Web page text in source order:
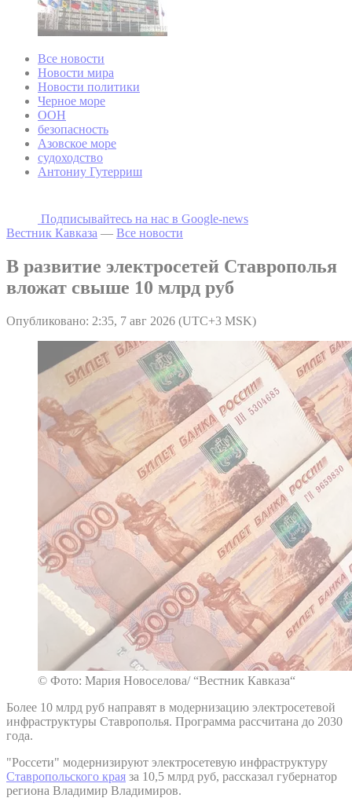
Все новости
Новости мира
Новости политики
Черное море
ООН
безопасность
Азовское море
судоходство
Антониу Гутерриш
Подписывайтесь на наc в Google-news
Вестник Кавказа — Все новости
В развитие электросетей Ставрополья
вложат свыше 10 млрд руб
Опубликовано: 2:35, 7 авг 2026 (UTC+3 MSK)
© Фото: Мария Новоселова/ “Вестник Кавказа“
Более 10 млрд руб направят в модернизацию электросетевой
инфраструктуры Ставрополья. Программа рассчитана до 2030
года.
"Россети" модернизируют электросетевую инфраструктуру
Ставропольского края за 10,5 млрд руб, рассказал губернатор
региона Владимир Владимиров.